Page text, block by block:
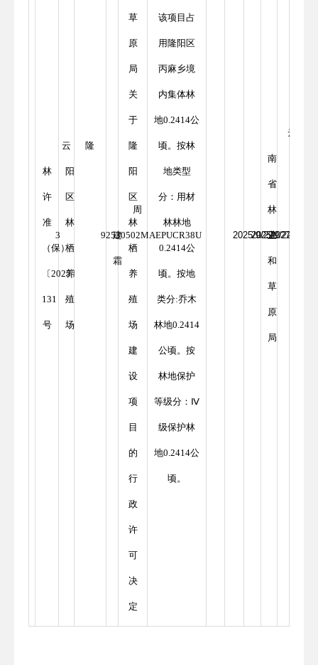
3
云
林
许
准
（保）
〔2025〕
131
号
隆
阳
区
林
栖
养
殖
场
92530502MAEPUCR38U
周
建
霜
草
原
局
关
于
隆
阳
区
林
栖
养
殖
场
建
设
项
目
的
行
政
许
可
决
定
该项目占
用隆阳区
丙麻乡境
内集体林
地0.2414公
顷。按林
地类型
分：用材
林林地
0.2414公
顷。按地
类分:乔木
林地0.2414
公顷。按
林地保护
等级分：Ⅳ
级保护林
地0.2414公
顷。
2025/9/22
2025/9/22
2027/9/22
云
南
省
林
业
和
草
原
局